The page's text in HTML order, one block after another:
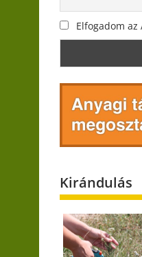
Elfogadom
Kirándulás